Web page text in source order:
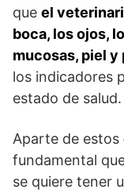
que el
boca, los ojos,
mucosas, piel y
los indicadores
estado de salud.
Aparte de estos
fundamental
se quiere tener